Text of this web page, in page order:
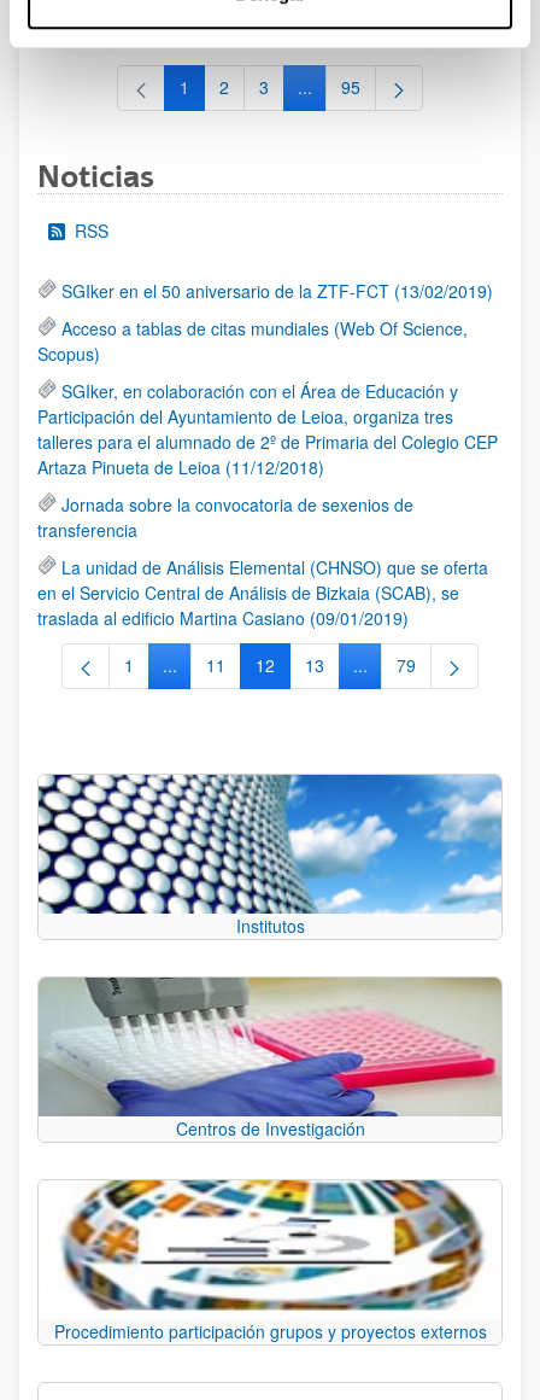
al 30/07/2026 (ambos incluídos)
Página
1 Página
2 Página
3 ...Páginas intermedias Use TAB
Página
95
Noticias
RSS
SGIker en el 50 aniversario de la ZTF-FCT (13/02/2019)
Acceso a tablas de citas mundiales (Web Of Science,
Scopus)
SGIker, en colaboración con el Área de Educación y
Participación del Ayuntamiento de Leioa, organiza tres
talleres para el alumnado de 2º de Primaria del Colegio CEP
Artaza Pinueta de Leioa (11/12/2018)
Jornada sobre la convocatoria de sexenios de
transferencia
La unidad de Análisis Elemental (CHNSO) que se oferta
en el Servicio Central de Análisis de Bizkaia (SCAB), se
traslada al edificio Martina Casiano (09/01/2019)
Página
1 ...Páginas intermedias Use TAB para desplazarse.
Página
11 Página
12 Página
13 ...Páginas intermedias
Página
79
Institutos
Centros de Investigación
Procedimiento participación grupos y proyectos externos